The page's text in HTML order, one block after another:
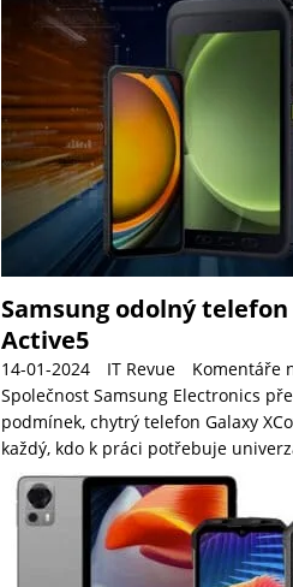
Samsung odolný
Active5
14-01-2024 IT Revue
Komentáře
Společnost Samsung Electronics
podmínek, chytrý telefon Galaxy
každý, kdo k práci potřebuje